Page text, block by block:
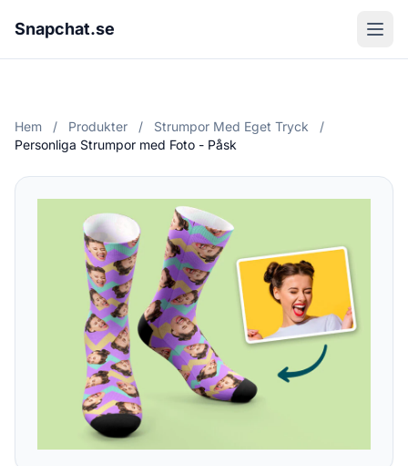
Snapchat.se
Hem / Produkter / Strumpor Med Eget Tryck
/
Personliga Strumpor med Foto - Påsk